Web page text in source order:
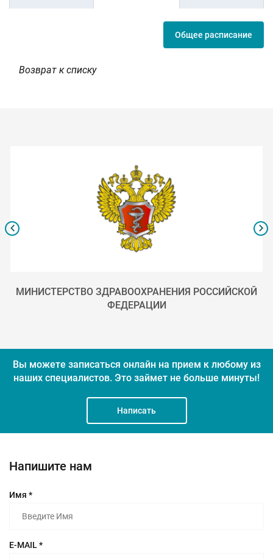
Общее расписание
Возврат к списку
МИНИСТЕРСТВО ЗДРАВООХРАНЕНИЯ РОССИЙСКОЙ
ФЕДЕРАЦИИ
Вы можете записаться онлайн на прием к любому из
наших специалистов. Это займет не больше минуты!
Написать
Напишите нам
Имя *
E-MAIL *